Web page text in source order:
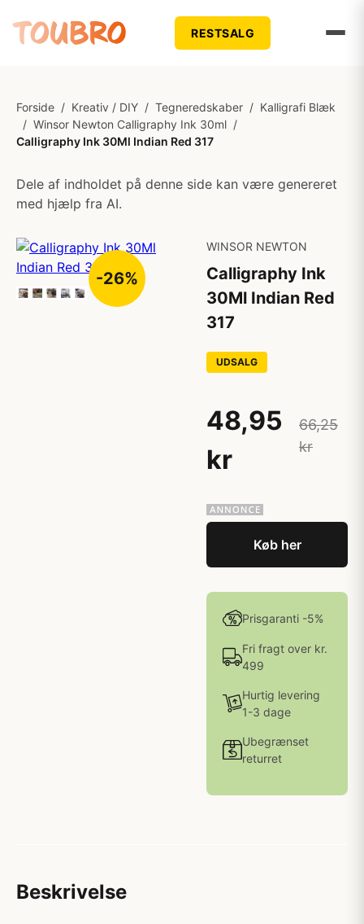
RESTSALG
Forside / Kreativ / DIY / Tegneredskaber / Kalligrafi Blæk
/ Winsor Newton Calligraphy Ink 30ml /
Calligraphy Ink 30Ml Indian Red 317
Dele af indholdet på denne side kan være genereret
med hjælp fra AI.
-26%
WINSOR NEWTON
Calligraphy Ink
30Ml Indian Red
317
UDSALG
48,95
kr
66,25
kr
Køb her
Prisgaranti -5%
Fri fragt over kr.
499
Hurtig levering
1-3 dage
Ubegrænset
returret
Beskrivelse